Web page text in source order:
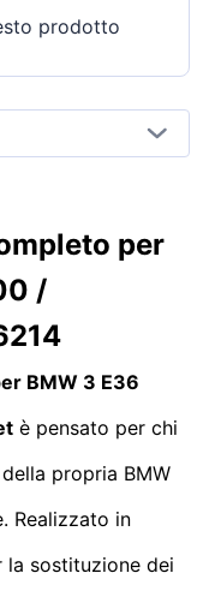
prodotto
per
/
BMW 3 E36
è pensato per chi
propria BMW
Realizzato in
la sostituzione dei